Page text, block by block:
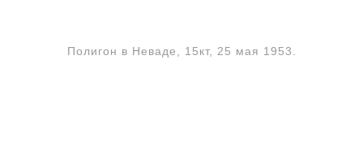
Полигон в Неваде, 15кт, 25 мая 1953.